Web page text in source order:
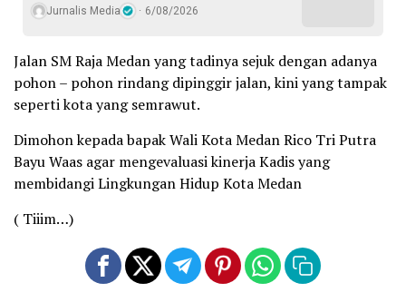
Jurnalis Media 6/08/2026
Jalan SM Raja Medan yang tadinya sejuk dengan adanya
pohon – pohon rindang dipinggir jalan, kini yang tampak
seperti kota yang semrawut.
Dimohon kepada bapak Wali Kota Medan Rico Tri Putra
Bayu Waas agar mengevaluasi kinerja Kadis yang
membidangi Lingkungan Hidup Kota Medan
( Tiiim…)